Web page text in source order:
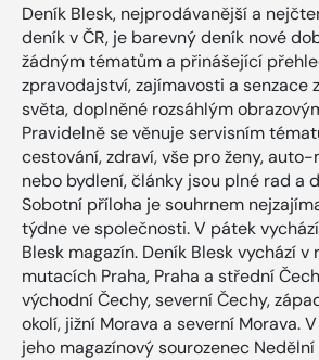
Deník Blesk, nejprodávanější a
deník v ČR, je barevný deník nové
žádným tématům a přinášející
zpravodajství, zajímavosti a senzace
světa, doplněné rozsáhlým
Pravidelně se věnuje servisním
cestování, zdraví, vše pro ženy,
nebo bydlení, články jsou plné rad a
Sobotní příloha je souhrnem
týdne ve společnosti. V pátek
Blesk magazín. Deník Blesk vychází v
mutacích Praha, Praha a střední
východní Čechy, severní Čechy,
okolí, jižní Morava a severní Morava.
jeho magazínový sourozenec Nedělní